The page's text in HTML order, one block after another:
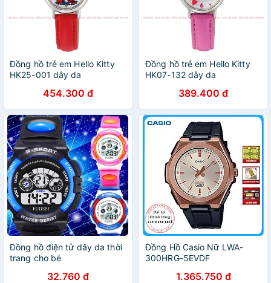
Đồng hồ trẻ em Hello Kitty
HK25-001 dây da
454.300 đ
Đồng hồ trẻ em Hello Kitty
HK07-132 dây da
389.400 đ
Đồng hồ điện tử dây da thời
trang cho bé
32.760 đ
Đồng Hồ Casio Nữ LWA-
300HRG-5EVDF
1.365.750 đ